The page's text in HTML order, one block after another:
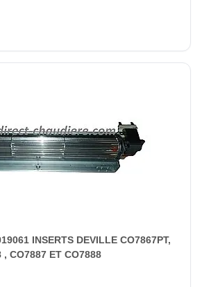
INSERTS DEVILLE CO7867PT,
, CO7887 ET CO7888